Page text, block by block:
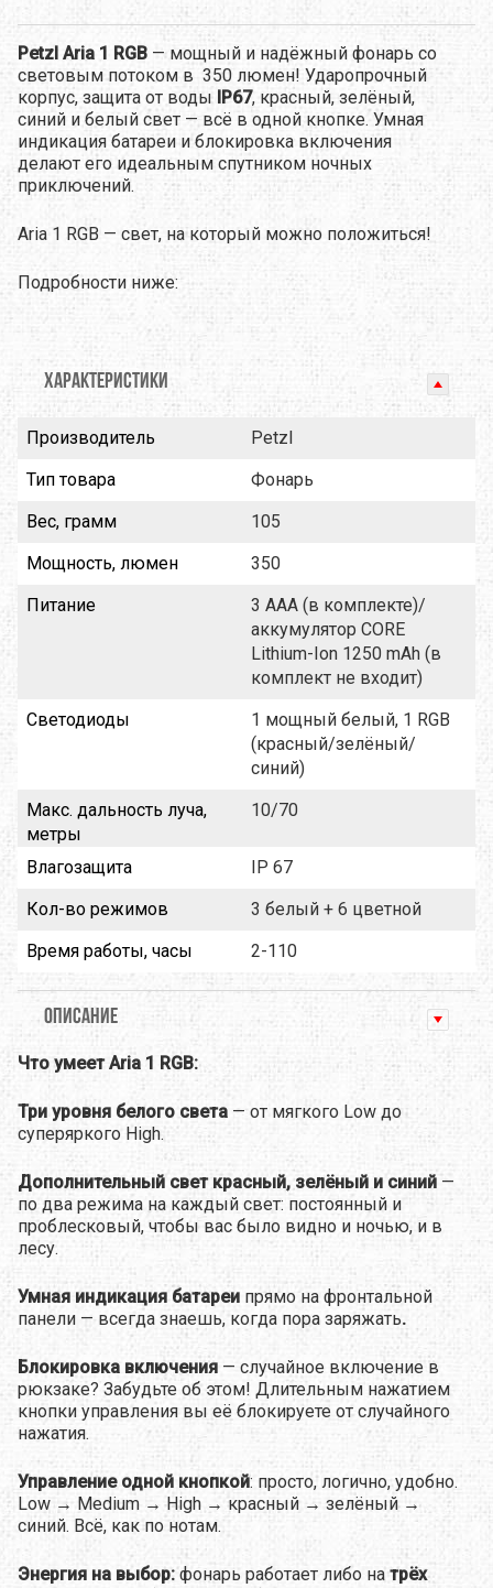
Petzl Aria 1 RGB — мощный и надёжный фонарь со
световым потоком в 350 люмен! Ударопрочный
корпус, защита от воды IP67, красный, зелёный,
синий и белый свет — всё в одной кнопке. Умная
индикация батареи и блокировка включения
делают его идеальным спутником ночных
приключений.
Aria 1 RGB — свет, на который можно положиться!
Подробности ниже:
ХАРАКТЕРИСТИКИ
Производитель
Petzl
Тип товара
Фонарь
Вес, грамм
105
Мощность, люмен
350
Питание
3 AAA (в комплекте)/
аккумулятор CORE
Lithium-Ion 1250 mAh (в
комплект не входит)
Светодиоды
1 мощный белый, 1 RGB
(красный/зелёный/
синий)
Макс. дальность луча,
метры
10/70
Влагозащита
IP 67
Кол-во режимов
3 белый + 6 цветной
Время работы, часы
2-110
ОПИСАНИЕ
Что умеет Aria 1 RGB:
Три уровня белого света — от мягкого Low до
суперяркого High.
Дополнительный свет красный, зелёный и синий —
по два режима на каждый свет: постоянный и
проблесковый, чтобы вас было видно и ночью, и в
лесу.
Умная индикация батареи прямо на фронтальной
панели — всегда знаешь, когда пора заряжать.
Блокировка включения — случайное включение в
рюкзаке? Забудьте об этом! Длительным нажатием
кнопки управления вы её блокируете от случайного
нажатия.
Управление одной кнопкой: просто, логично, удобно.
Low → Medium → High → красный → зелёный →
синий. Всё, как по нотам.
Энергия на выбор:фонарь работает либо на трёх